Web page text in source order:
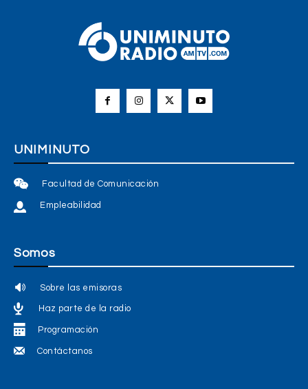
UNIMINUTO
Facultad de Comunicación
Empleabilidad
Somos
Sobre las emisoras
Haz parte de la radio
Programación
Contáctanos